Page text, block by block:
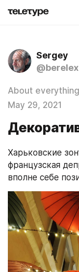
Sergey
@berelex
About everything
May 29, 2021
Харьковские
французская
вполне себе